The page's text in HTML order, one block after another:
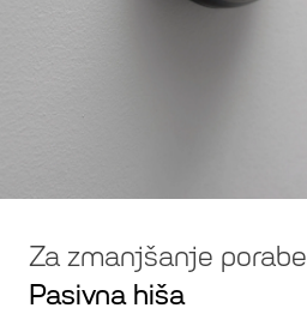
Za zmanjšanje porabe
Pasivna hiša